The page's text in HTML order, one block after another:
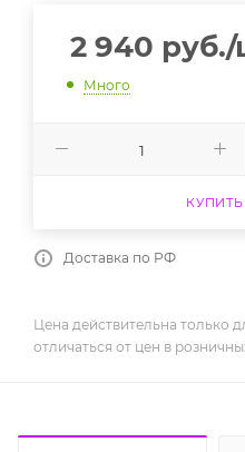
2 940 руб./
Много
Доставка по РФ
Цена действительна только
отличаться от цен в